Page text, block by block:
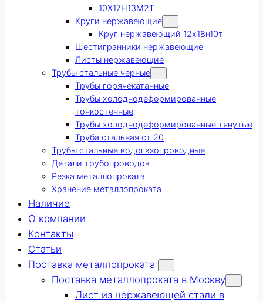
10Х17Н13М2Т
Круги нержавеющие
Круг нержавеющий 12х18н10т
Шестигранники нержавеющие
Листы нержавеющие
Трубы стальные черные
Трубы горячекатанные
Трубы холоднодеформированные
тонкостенные
Трубы холоднодеформированные тянутые
Труба стальная ст 20
Трубы стальные водогазопроводные
Детали трубопроводов
Резка металлопроката
Хранение металлопроката
Наличие
О компании
Контакты
Статьи
Поставка металлопроката
Поставка металлопроката в Москву
Лист из нержавеющей стали в